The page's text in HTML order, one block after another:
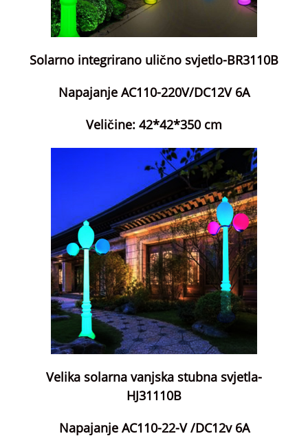
Solarno integrirano ulično svjetlo-BR3110B
Napajanje AC110-220V/DC12V 6A
Veličine: 42*42*350 cm
Velika solarna vanjska stubna svjetla-
HJ31110B
Napajanje AC110-22-V /DC12v 6A